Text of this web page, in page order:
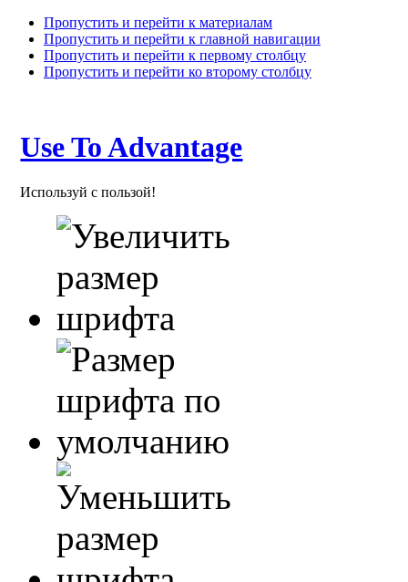
Пропустить и перейти к материалам
Пропустить и перейти к главной навигации
Пропустить и перейти к первому столбцу
Пропустить и перейти ко второму столбцу
Use To Advantage
Используй с пользой!